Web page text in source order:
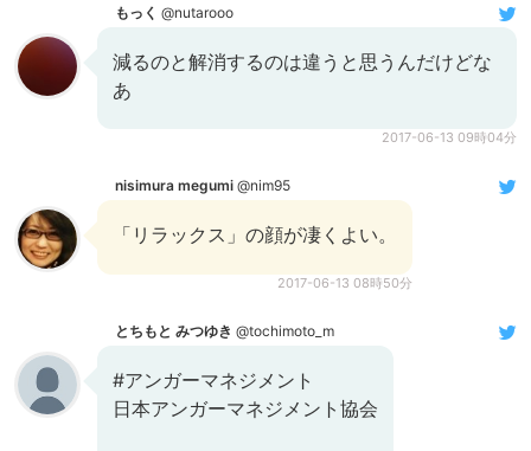
もっく @nutarooo
減るのと解消するのは違うと思うんだけどな
あ
2017-06-13 09時04分
nisimura megumi @nim95
「リラックス」の顔が凄くよい。
2017-06-13 08時50分
とちもと みつゆき @tochimoto_m
#アンガーマネジメント
日本アンガーマネジメント協会